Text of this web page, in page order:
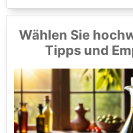
Wählen Sie
Tipps und